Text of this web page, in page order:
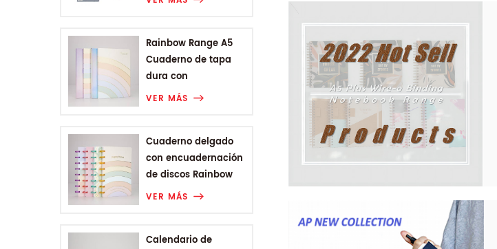
Rainbow Range A5
Cuaderno de tapa
dura con
encuadernación
VER MÁS
Cuaderno delgado
con encuadernación
de discos Rainbow
Range
VER MÁS
Calendario de